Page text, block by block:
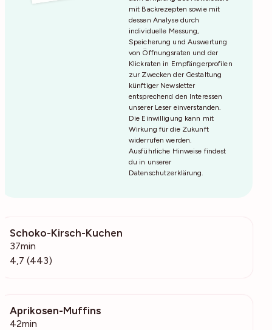
mit Backrezepten sowie mit
dessen Analyse durch
individuelle Messung,
Speicherung und Auswertung
von Öffnungsraten und der
Klickraten in Empfängerprofilen
zur Zwecken der Gestaltung
künftiger Newsletter
entsprechend den Interessen
unserer Leser einverstanden.
Die Einwilligung kann mit
Wirkung für die Zukunft
widerrufen werden.
Ausführliche Hinweise findest
du in unserer
Datenschutzerklärung
Schoko-Kirsch-Kuchen
37min
4,7 (443)
Aprikosen-Muffins
42min